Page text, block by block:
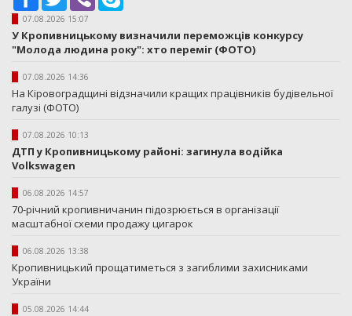
07.08.2026 15:07
У Кропивницькому визначили переможців конкурсу
"Молода людина року": хто переміг (ФОТО)
07.08.2026 14:36
На Кіровоградщині відзначили кращих працівників будівельної
галузі (ФОТО)
07.08.2026 10:13
ДТП у Кропивницькому районі: загинула водійка
Volkswagen
06.08.2026 14:57
70-річний кропивничанин підозрюється в організації
масштабної схеми продажу цигарок
06.08.2026 13:38
Кропивницький прощатиметься з загиблими захисниками
України
05.08.2026 14:44